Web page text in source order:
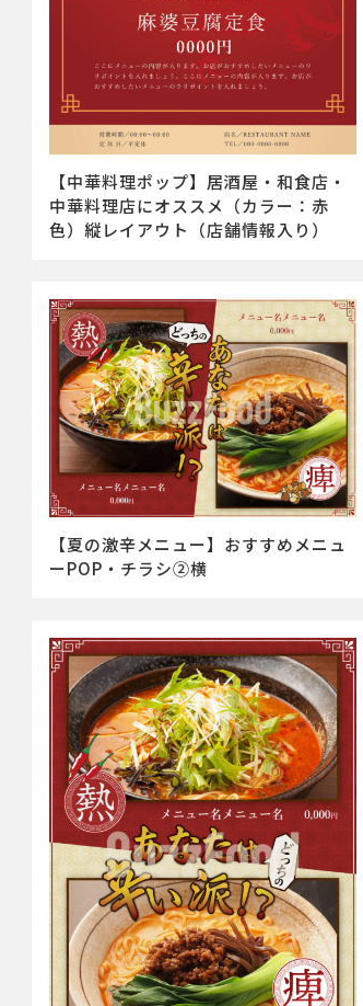
【中華料理ポップ】居酒屋・和食店・
中華料理店にオススメ（カラー：赤
色）縦レイアウト（店舗情報入り）
【夏の激辛メニュー】おすすめメニュ
ーPOP・チラシ②横